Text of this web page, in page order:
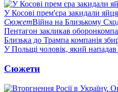
У Косові прем'єра закидали
СюжетВійна на Близькому
Пентагон закликав
Близька до Трампа компанія
У Польщі чоловік, який
Сюжети